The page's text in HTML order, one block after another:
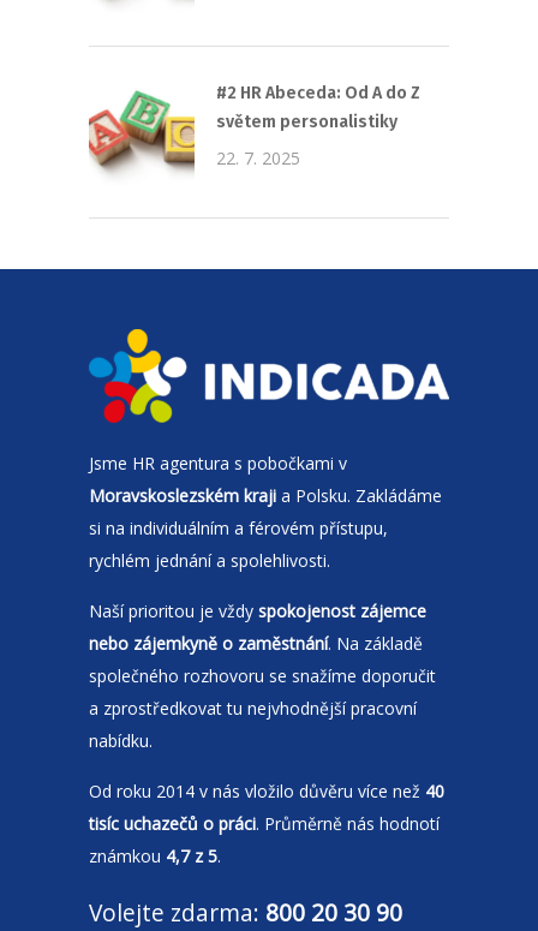
#2 HR Abeceda: Od A do Z
světem personalistiky
22. 7. 2025
Jsme HR agentura s pobočkami v
Moravskoslezském kraji a Polsku. Zakládáme
si na individuálním a férovém přístupu,
rychlém jednání a spolehlivosti.
Naší prioritou je vždy spokojenost zájemce
nebo zájemkyně o zaměstnání. Na základě
společného rozhovoru se snažíme doporučit
a zprostředkovat tu nejvhodnější pracovní
nabídku.
Od roku 2014 v nás vložilo důvěru více než 40
tisíc uchazečů o práci. Průměrně nás hodnotí
známkou 4,7 z 5.
Volejte zdarma: 800 20 30 90